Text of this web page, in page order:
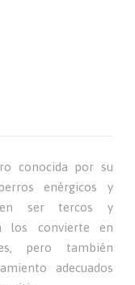
conocida por su
enérgicos y
ser tercos y
los convierte en
pero también
adecuados